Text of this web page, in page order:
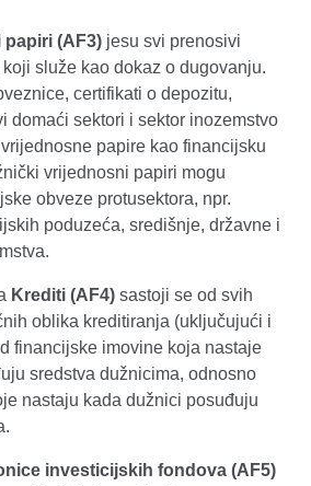
(AF3) jesu svi prenosivi
služe kao dokaz o dugovanju.
certifikati o depozitu,
domaći sektori i sektor inozemstvo
papire kao financijsku
vrijednosni papiri mogu
obveze protusektora, npr.
poduzeća, središnje, državne i
Krediti (AF4) sastoji se od svih
oblika kreditiranja (uključujući i
financijske imovine koja nastaje
sredstva dužnicima, odnosno
nastaju kada dužnici posuđuju
investicijskih fondova (AF5)